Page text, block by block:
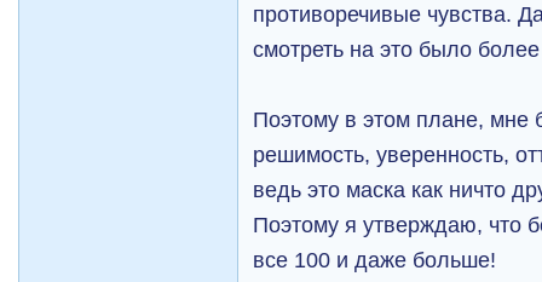
противоречивые чувства.
смотреть на это было
Поэтому в этом плане, мне
решимость, уверенность,
ведь это маска как ничто
Поэтому я утверждаю, что
все 100 и даже больше!